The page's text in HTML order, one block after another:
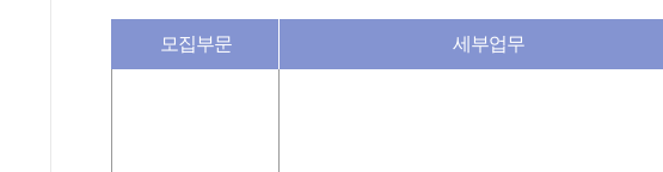
모집부문 세부업무